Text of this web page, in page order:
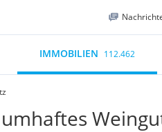
IMMOBILIEN 112.462